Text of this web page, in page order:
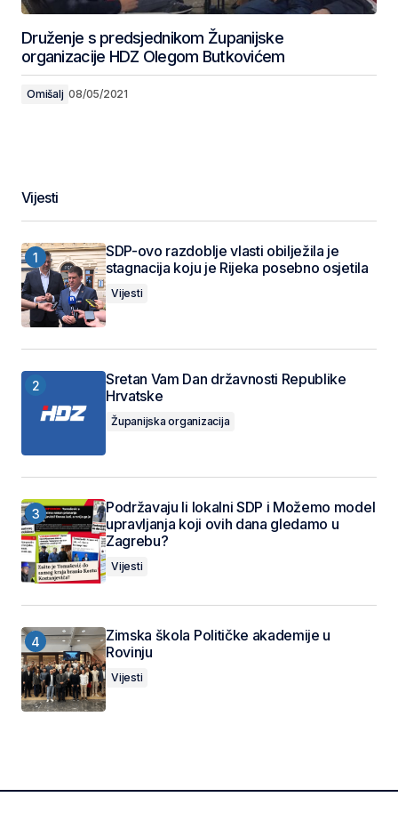
Druženje s predsjednikom Županijske
organizacije HDZ Olegom Butkovićem
Omišalj 08/05/2021
Vijesti
SDP-ovo razdoblje vlasti obilježila je
stagnacija koju je Rijeka posebno osjetila
Vijesti
Sretan Vam Dan državnosti Republike
Hrvatske
Županijska organizacija
Podržavaju li lokalni SDP i Možemo model
upravljanja koji ovih dana gledamo u
Zagrebu?
Vijesti
Zimska škola Političke akademije u
Rovinju
Vijesti